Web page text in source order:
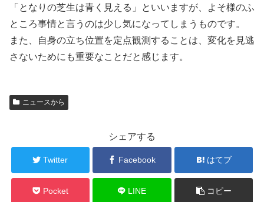
「となりの芝生は青く見える」といいますが、よそ様のふ
ところ事情と言うのは少し気になってしまうものです。
また、自身の立ち位置を定点観測することは、変化を見逃
さないためにも重要なことだと感じます。
ニュースから
シェアする
Twitter Facebook はてブ
Pocket LINE コピー